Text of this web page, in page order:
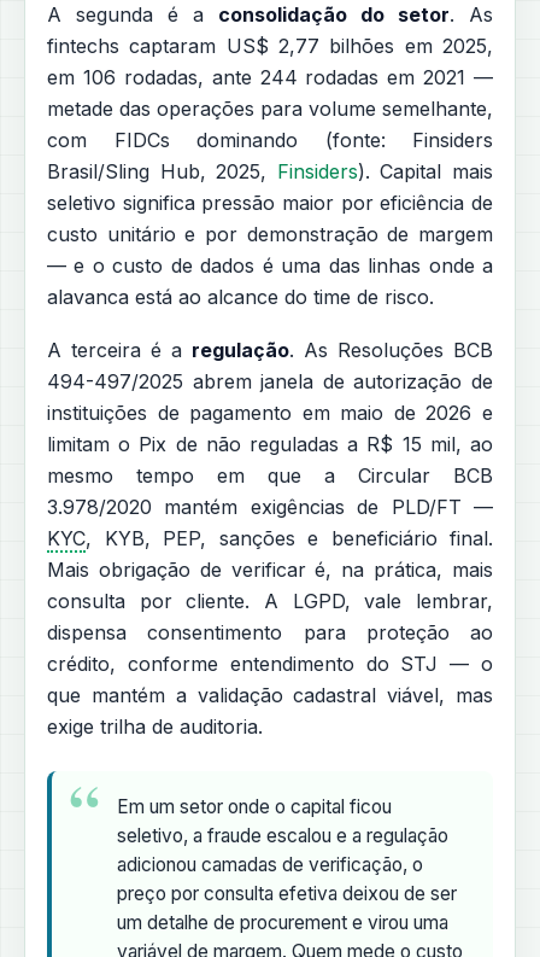
A segunda é a consolidação do setor. As
fintechs captaram US$ 2,77 bilhões em 2025,
em 106 rodadas, ante 244 rodadas em 2021 —
metade das operações para volume semelhante,
com FIDCs dominando (fonte: Finsiders
Brasil/Sling Hub, 2025, Finsiders). Capital mais
seletivo significa pressão maior por eficiência de
custo unitário e por demonstração de margem
— e o custo de dados é uma das linhas onde a
alavanca está ao alcance do time de risco.
A terceira é a regulação. As Resoluções BCB
494-497/2025 abrem janela de autorização de
instituições de pagamento em maio de 2026 e
limitam o Pix de não reguladas a R$ 15 mil, ao
mesmo tempo em que a Circular BCB
3.978/2020 mantém exigências de PLD/FT —
KYC, KYB, PEP, sanções e beneficiário final.
Mais obrigação de verificar é, na prática, mais
consulta por cliente. A LGPD, vale lembrar,
dispensa consentimento para proteção ao
crédito, conforme entendimento do STJ — o
que mantém a validação cadastral viável, mas
exige trilha de auditoria.
Em um setor onde o capital ficou
seletivo, a fraude escalou e a regulação
adicionou camadas de verificação, o
preço por consulta efetiva deixou de ser
um detalhe de procurement e virou uma
variável de margem. Quem mede o custo